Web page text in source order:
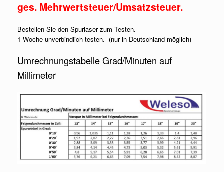
ges. Mehrwertsteuer/Umsatzsteuer.
Bestellen Sie den Spurlaser zum Testen.
1 Woche unverbindlich testen. (nur in Deutschland möglich)
Umrechnungstabelle Grad/Minuten auf
Millimeter